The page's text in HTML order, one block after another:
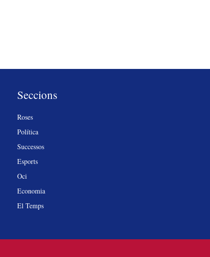
Seccions
Roses
Política
Successos
Esports
Oci
Economia
El Temps